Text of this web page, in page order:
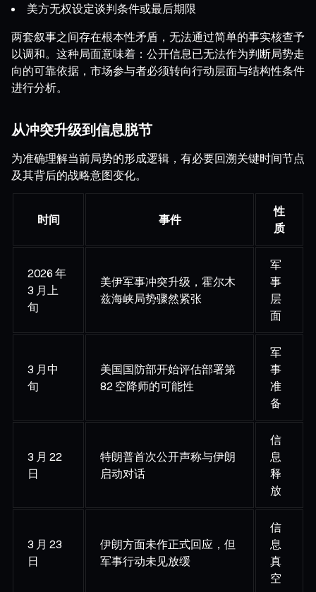
美方无权设定谈判条件或最后期限
两套叙事之间存在根本性矛盾，无法通过简单的事实核查予
以调和。这种局面意味着：公开信息已无法作为判断局势走
向的可靠依据，市场参与者必须转向行动层面与结构性条件
进行分析。
从冲突升级到信息脱节
为准确理解当前局势的形成逻辑，有必要回溯关键时间节点
及其背后的战略意图变化。
时间 事件
性
质
2026 年
3 月上
旬
美伊军事冲突升级，霍尔木
兹海峡局势骤然紧张
军
事
层
面
3 月中
旬
美国国防部开始评估部署第
82 空降师的可能性
军
事
准
备
3 月 22
日
特朗普首次公开声称与伊朗
启动对话
信
息
释
放
3 月 23
日
伊朗方面未作正式回应，但
军事行动未见放缓
信
息
真
空